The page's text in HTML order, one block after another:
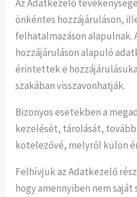
Az Adatkezelő
önkéntes hozzájáruláson,
felhatalmazáson alapulnak.
hozzájáruláson alapuló
érintettek e
szakában visszavonhatják.
Bizonyos esetekben a
kezelését, tárolását,
kötelezővé, melyről külön
Felhívjuk az Adatkezelő
hogy amennyiben nem